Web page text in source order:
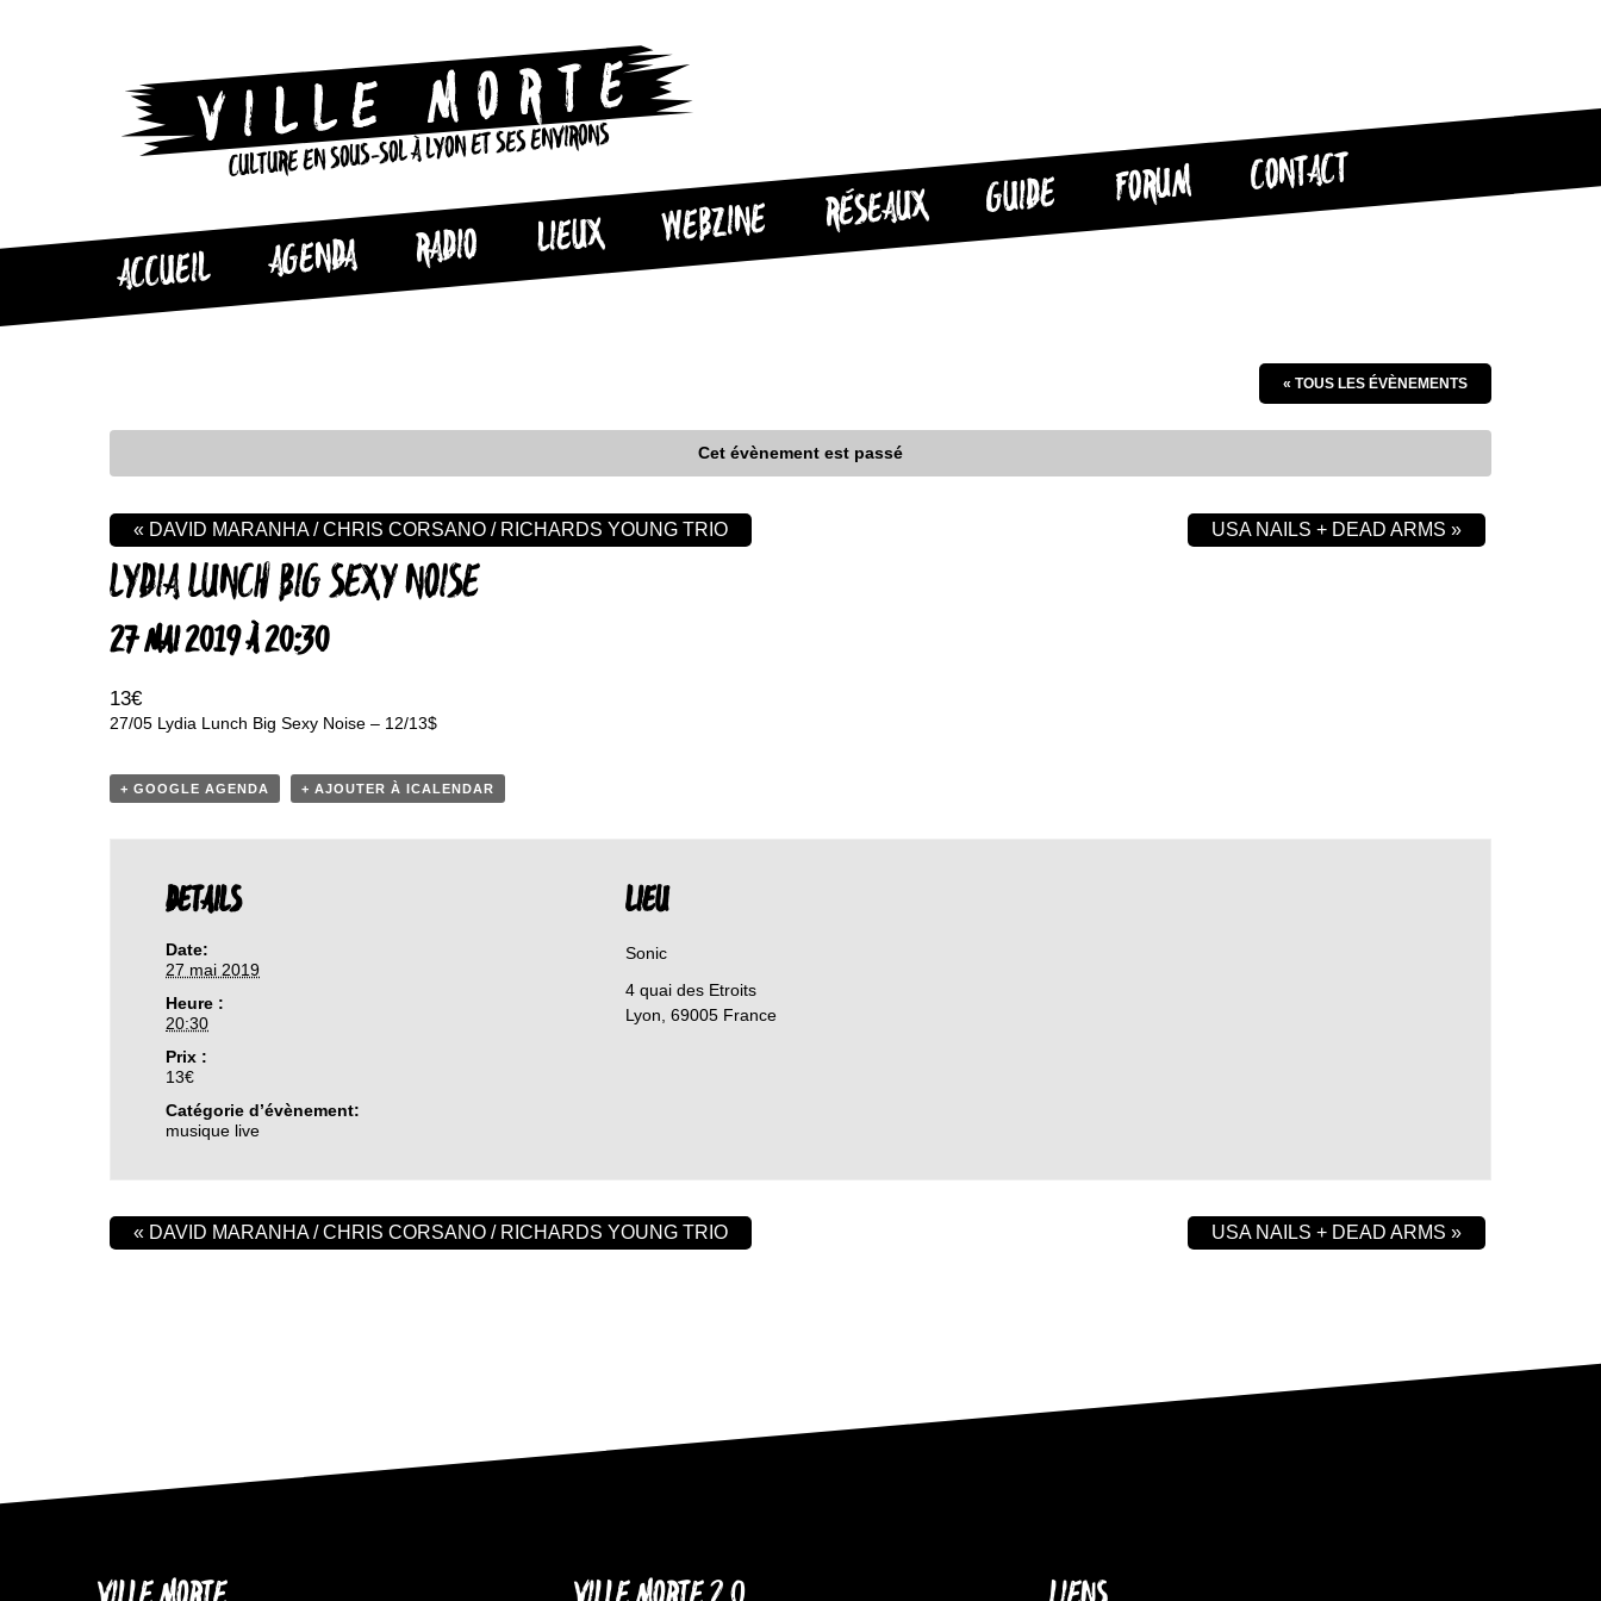
CULTURE EN SOUS-SOL À LYON ET SES ENVIRONS
ACCUEIL AGENDA RADIO LIEUX WEBZINE RÉSEAUX GUIDE FORUM CONTACT
« TOUS LES ÉVÈNEMENTS
Cet évènement est passé
LYDIA LUNCH BIG SEXY NOISE
27 MAI 2019 À 20:30
13€
« DAVID MARANHA / CHRIS CORSANO / RICHARDS YOUNG TRIO USA NAILS + DEAD ARMS »
27/05 Lydia Lunch Big Sexy Noise – 12/13$
+ GOOGLE AGENDA + AJOUTER À ICALENDAR
DETAILS
Date:
27 mai 2019
Heure :
20:30
Prix :
13€
Catégorie d’évènement:
musique live
LIEU
Sonic
4 quai des Etroits
Lyon 69005 France
« DAVID MARANHA / CHRIS CORSANO / RICHARDS YOUNG TRIO USA NAILS + DEAD ARMS »